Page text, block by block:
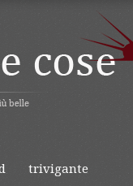
LE
trivigante